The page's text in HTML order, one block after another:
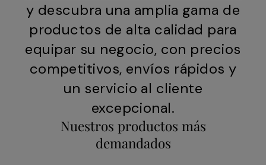
y descubra una amplia gama de
productos de alta calidad para
equipar su negocio, con precios
competitivos, envíos rápidos y
un servicio al cliente
excepcional.
Nuestros productos más
demandados